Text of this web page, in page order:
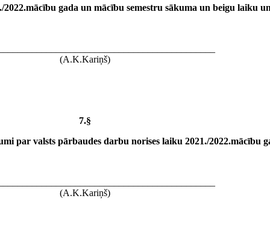
gada un mācību semestru sākuma un beigu laiku
(A.K.Kariņš)
7.§
par valsts pārbaudes darbu norises laiku 2021./2022.mācību
(A.K.Kariņš)